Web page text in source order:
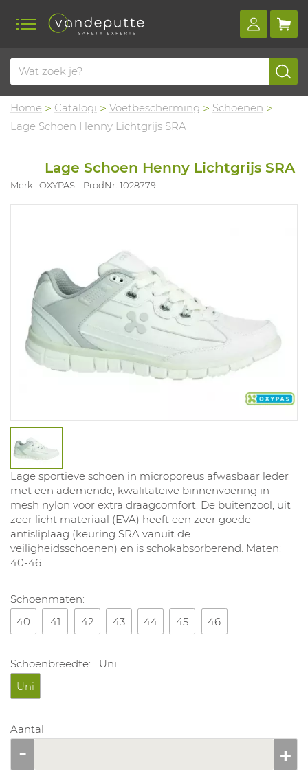
Home Catalogi Voetbescherming
Schoenen
Lage Schoen Henny Lichtgrijs SRA
Lage Schoen Henny Lichtgrijs SRA
Merk : OXYPAS ProdNr. 1028779
Lage sportieve schoen in microporeus afwasbaar leder
met een ademende, kwalitateive binnenvoering in
mesh nylon voor extra draagcomfort. De buitenzool, uit
zeer licht materiaal (EVA) heeft een zeer goede
antisliplaag (keuring SRA vanuit de
veiligheidsschoenen) en is schokabsorberend. Maten:
40-46.
Schoenmaten:
40
41 42 43 44 45 46
Schoenbreedte:
Uni
Uni
Aantal